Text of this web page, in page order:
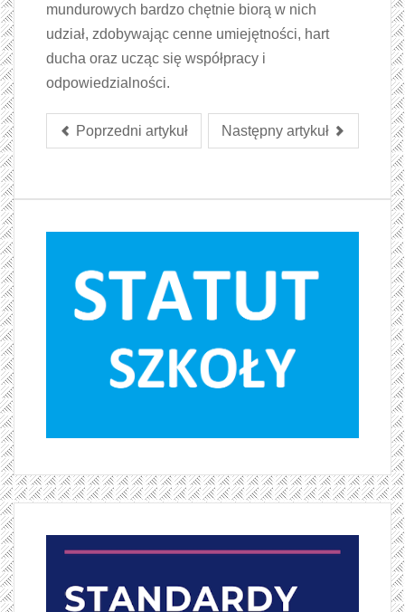
mundurowych bardzo chętnie biorą w nich
udział, zdobywając cenne umiejętności, hart
ducha oraz ucząc się współpracy i
odpowiedzialności.
Poprzedni artykuł Następny artykuł